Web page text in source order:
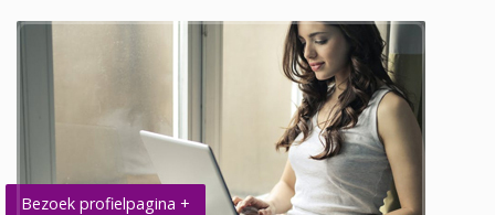
Bezoek profielpagina +